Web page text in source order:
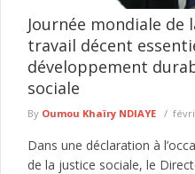
Journée mondiale de
travail décent
développement
sociale
By Oumou Khaïry NDIAYE
Dans une déclaration à
de la justice sociale, le